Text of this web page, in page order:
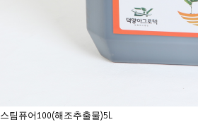
스팀퓨어100(해조추출물)5L